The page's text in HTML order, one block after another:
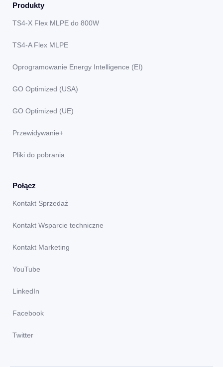
Produkty
TS4-X Flex MLPE do 800W
TS4-A Flex MLPE
Oprogramowanie Energy Intelligence (EI)
GO Optimized (USA)
GO Optimized (UE)
Przewidywanie+
Pliki do pobrania
Połącz
Kontakt Sprzedaż
Kontakt Wsparcie techniczne
Kontakt Marketing
YouTube
LinkedIn
Facebook
Twitter